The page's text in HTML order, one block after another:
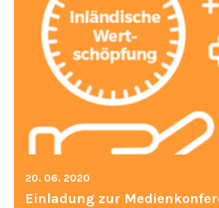
20. 06. 2020
Einladung zur